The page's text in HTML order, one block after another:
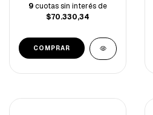
9cuotas sin interés de
$70.330,34